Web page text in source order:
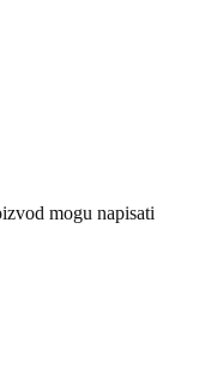
mogu napisati